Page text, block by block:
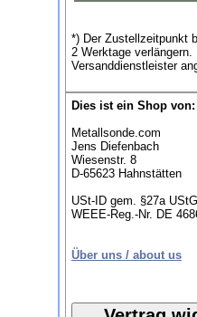
*) Der Zustellzeitpunkt
2 Werktage
Versanddienstleister
Dies ist ein Shop von:
Metallsonde.com
Jens Diefenbach
Wiesenstr. 8
D-65623 Hahnstätten
USt-ID gem. §27a
WEEE-Reg.-Nr. DE
Über uns / about us